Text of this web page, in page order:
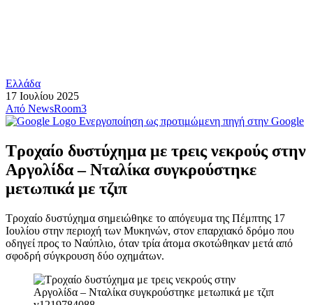
Ελλάδα
17 Ιουλίου 2025
Από NewsRoom3
Ενεργοποίηση ως προτιμώμενη πηγή στην Google
Τροχαίο δυστύχημα με τρεις νεκρούς στην
Αργολίδα – Νταλίκα συγκρούστηκε
μετωπικά με τζιπ
Τροχαίο δυστύχημα σημειώθηκε το απόγευμα της Πέμπτης 17
Ιουλίου στην περιοχή των Μυκηνών, στον επαρχιακό δρόμο που
οδηγεί προς το Ναύπλιο, όταν τρία άτομα σκοτώθηκαν μετά από
σφοδρή σύγκρουση δύο οχημάτων.